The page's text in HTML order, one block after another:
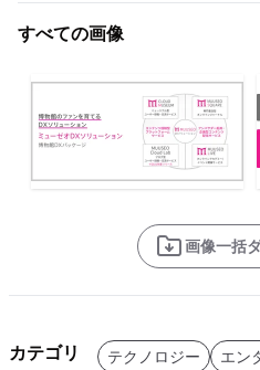
すべての画像
画像一括
カテゴリ テクノロジー エン